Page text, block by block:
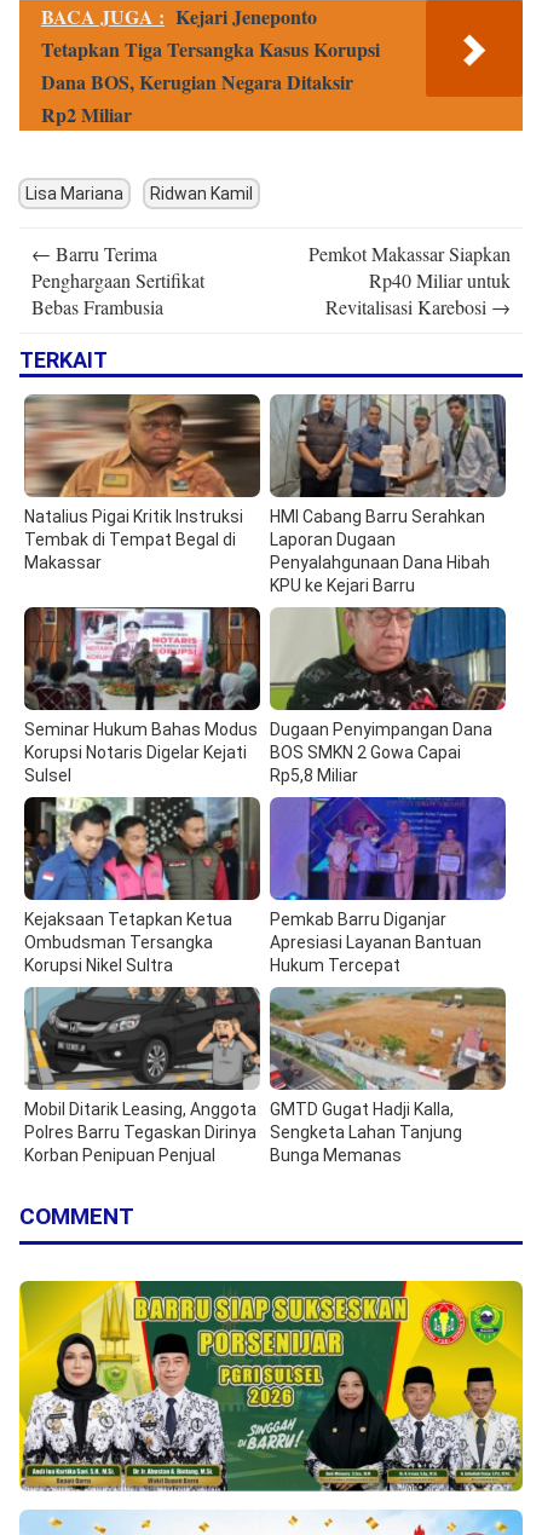
BACA JUGA : Kejari Jeneponto
Tetapkan Tiga Tersangka Kasus Korupsi
Dana BOS, Kerugian Negara Ditaksir
Rp2 Miliar
Lisa Mariana Ridwan Kamil
navigation
← Barru Terima
Penghargaan Sertifikat
Bebas Frambusia
Pemkot Makassar Siapkan
Rp40 Miliar untuk
Revitalisasi Karebosi →
TERKAIT
Natalius Pigai Kritik Instruksi
Tembak di Tempat Begal di
Makassar
HMI Cabang Barru Serahkan
Laporan Dugaan
Penyalahgunaan Dana Hibah
KPU ke Kejari Barru
Seminar Hukum Bahas Modus
Korupsi Notaris Digelar Kejati
Sulsel
Dugaan Penyimpangan Dana
BOS SMKN 2 Gowa Capai
Rp5,8 Miliar
Kejaksaan Tetapkan Ketua
Ombudsman Tersangka
Korupsi Nikel Sultra
Pemkab Barru Diganjar
Apresiasi Layanan Bantuan
Hukum Tercepat
Mobil Ditarik Leasing, Anggota
Polres Barru Tegaskan Dirinya
Korban Penipuan Penjual
GMTD Gugat Hadji Kalla,
Sengketa Lahan Tanjung
Bunga Memanas
COMMENT